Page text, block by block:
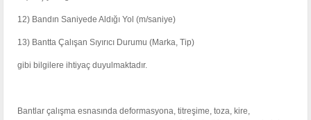
12) Bandın Saniyede Aldığı Yol (m/saniye)
13) Bantta Çalışan Sıyırıcı Durumu (Marka, Tip)
gibi bilgilere ihtiyaç duyulmaktadır.
Bantlar çalışma esnasında deformasyona, titreşime, toza, kire,